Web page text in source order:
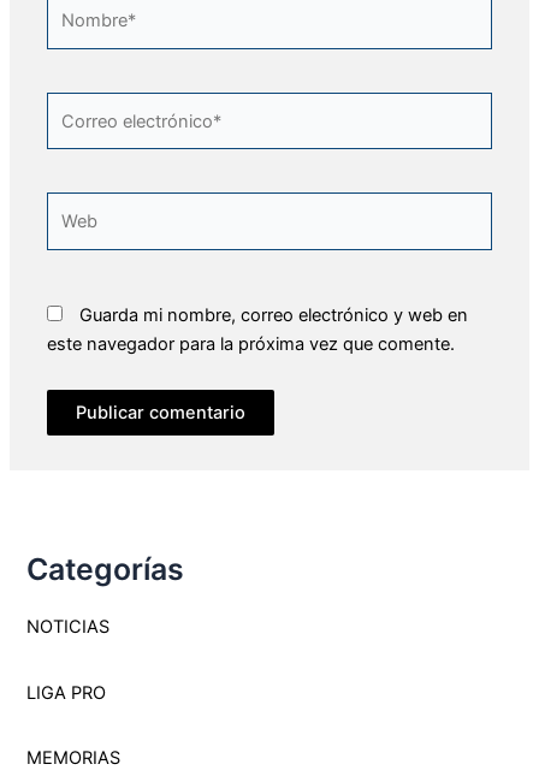
electrónico*
Guarda mi nombre, correo electrónico y web en
este navegador para la próxima vez que comente.
Categorías
NOTICIAS
LIGA PRO
MEMORIAS